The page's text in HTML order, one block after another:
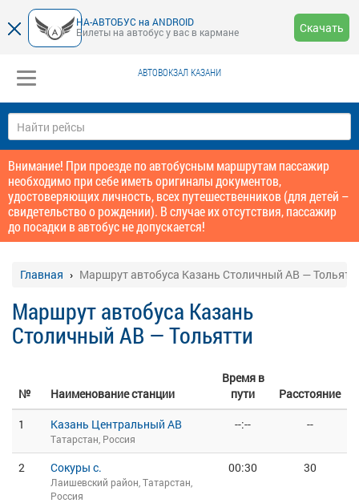
НА-АВТОБУС на ANDROID
Билеты на автобус у вас в кармане
Скачать
АВТОВОКЗАЛ КАЗАНИ
Внимание! При проезде по автобусным маршрутам пассажир
необходимо при себе иметь оригиналы документов,
удостоверяющих личность, всех путешественников (для детей –
свидетельство о рождении). В случае их отсутствия, пассажир
до посадки в автобус не допускается!
Главная Маршрут автобуса Казань Столичный АВ —
Маршрут автобуса Казань
Столичный АВ — Тольятти
№ Наименование станции
Время в
пути
Расстояние
1
Казань Центральный АВ
Татарстан, Россия
--:-- --
2 Сокуры с.
Лаишевский район, Татарстан,
Россия
00:30 30